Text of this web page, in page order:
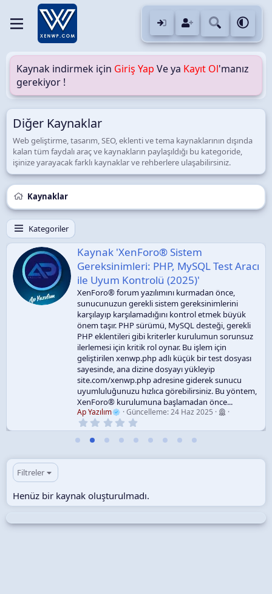
Kaynak indirmek için Giriş Yap Ve ya Kayıt Ol'manız
gerekiyor !
Diğer Kaynaklar
Web geliştirme, tasarım, SEO, eklenti ve tema kaynaklarının dışında
kalan tüm faydalı araç ve kaynakların paylaşıldığı bu kategoride,
işinize yarayacak farklı kaynaklar ve rehberlere ulaşabilirsiniz.
Kaynaklar
Kategoriler
Kaynak 'XenForo® Sistem
Gereksinimleri: PHP, MySQL Test Aracı
ile Uyum Kontrolü (2025)'
XenForo® forum yazılımını kurmadan önce,
sunucunuzun gerekli sistem gereksinimlerini
karşılayıp karşılamadığını kontrol etmek büyük
önem taşır. PHP sürümü, MySQL desteği, gerekli
PHP eklentileri gibi kriterler kurulumun sorunsuz
ilerlemesi için kritik rol oynar. Bu işlem için
geliştirilen xenwp.php adlı küçük bir test dosyası
sayesinde, ana dizine dosyayı yükleyip
site.com/xenwp.php adresine giderek sunucu
uyumluluğunuzu hızlıca görebilirsiniz. Bu yöntem,
XenForo® kurulumuna başlamadan önce...
Ap Yazılım Güncelleme:24 Haz 2025
.
0
z
Filtreler
Henüz bir kaynak oluşturulmadı.